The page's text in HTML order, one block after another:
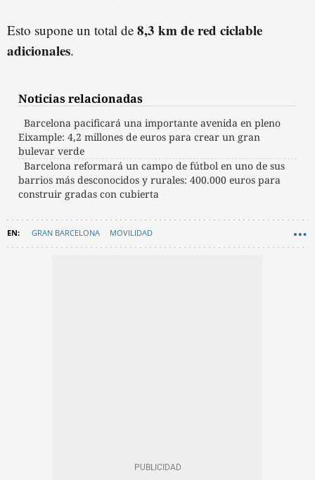
Esto supone un total de 8,3 km de red ciclable
adicionales.
Noticias relacionadas
Barcelona pacificará una importante avenida en pleno
Eixample: 4,2 millones de euros para crear un gran
bulevar verde
Barcelona reformará un campo de fútbol en uno de sus
barrios más desconocidos y rurales: 400.000 euros para
construir gradas con cubierta
GRAN BARCELONA MOVILIDAD